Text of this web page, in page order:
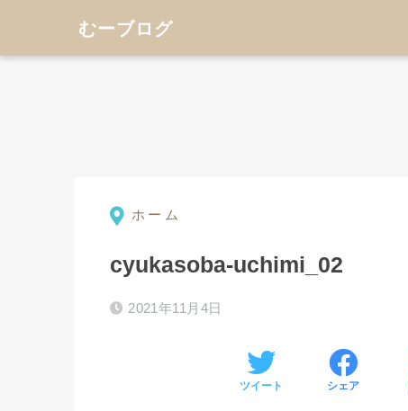
むーブログ
ホーム
cyukasoba-uchimi_02
2021年11月4日
ツイート シェア